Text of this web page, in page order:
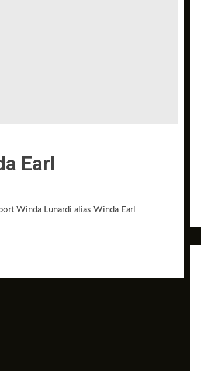
Earl
Winda Lunardi alias Winda Earl